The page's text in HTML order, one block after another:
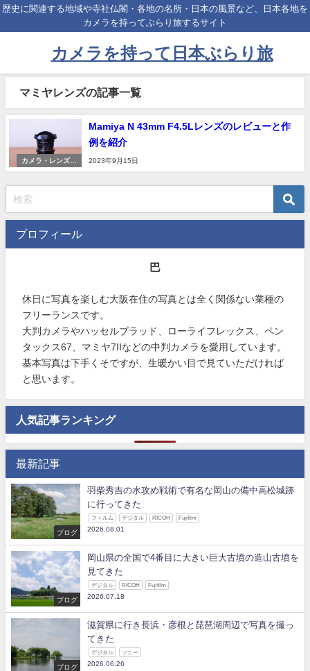
歴史に関連する地域や寺社仏閣・各地の名所・日本の風景など、日本各地を
カメラを持ってぶらり旅するサイト
カメラを持って日本ぶらり旅
マミヤレンズの記事一覧
カメラ・レンズ・
その他機材
Mamiya N 43mm F4.5Lレンズのレビューと作
例を紹介
2023年9月15日
プロフィール
巴
休日に写真を楽しむ大阪在住の写真とは全く関係ない業種の
フリーランスです。
大判カメラやハッセルブラッド、ローライフレックス、ペン
タックス67、マミヤ7IIなどの中判カメラを愛用しています。
基本写真は下手くそですが、生暖かい目で見ていただければ
と思います。
人気記事ランキング
最新記事
ブログ
羽柴秀吉の水攻め戦術で有名な岡山の備中高松城跡
に行ってきた
フィルム デジタル RICOH Fujifilm
2026.08.01
ブログ
岡山県の全国で4番目に大きい巨大古墳の造山古墳を
見てきた
デジタル RICOH Fujifilm
2026.07.18
ブログ
滋賀県に行き長浜・彦根と琵琶湖周辺で写真を撮っ
てきた
デジタル ソニー
2026.06.26